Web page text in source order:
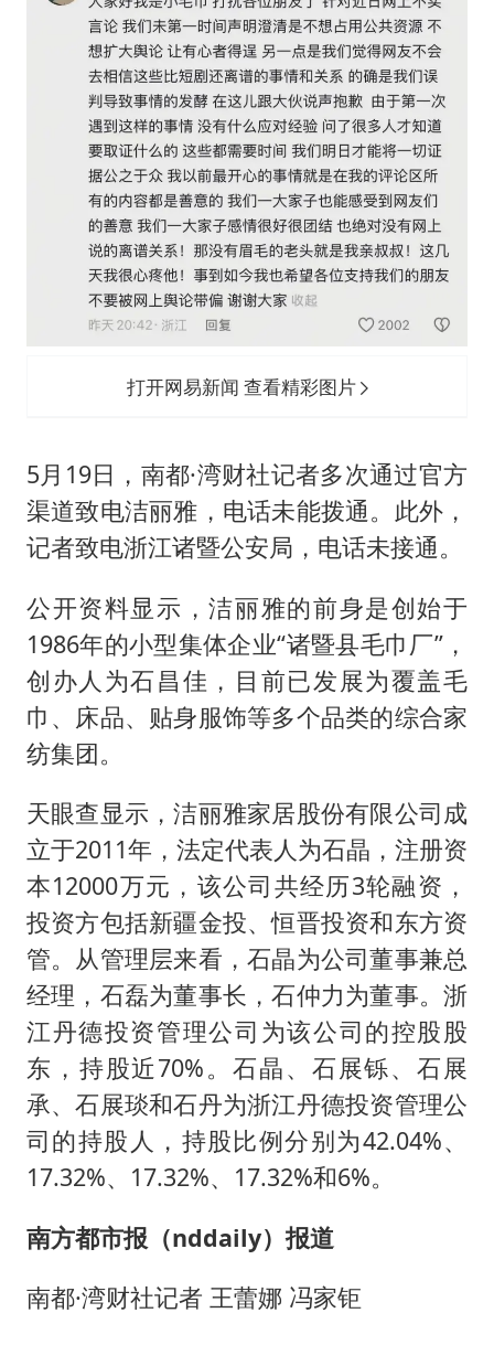
打开网易新闻 查看精彩图片
5月19日，南都·湾财社记者多次通过官方
渠道致电洁丽雅，电话未能拨通。此外，
记者致电浙江诸暨公安局，电话未接通。
公开资料显示，洁丽雅的前身是创始于
1986年的小型集体企业“诸暨县毛巾厂”，
创办人为石昌佳，目前已发展为覆盖毛
巾、床品、贴身服饰等多个品类的综合家
纺集团。
天眼查显示，洁丽雅家居股份有限公司成
立于2011年，法定代表人为石晶，注册资
本12000万元，该公司共经历3轮融资，
投资方包括新疆金投、恒晋投资和东方资
管。从管理层来看，石晶为公司董事兼总
经理，石磊为董事长，石仲力为董事。浙
江丹德投资管理公司为该公司的控股股
东，持股近70%。石晶、石展铄、石展
承、石展琰和石丹为浙江丹德投资管理公
司的持股人，持股比例分别为42.04%、
17.32%、17.32%、17.32%和6%。
南方都市报（nddaily）报道
南都·湾财社记者 王蕾娜 冯家钜